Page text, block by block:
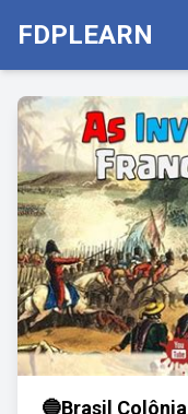
FDPLEARN
🔵Brasil